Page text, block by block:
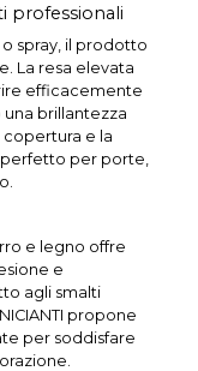
professionali
spray, il prodotto
La resa elevata
efficacemente
brillantezza
copertura e la
per porte,
e legno offre
e
agli smalti
propone
per soddisfare